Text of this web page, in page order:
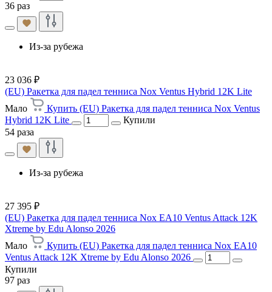
36 раз
Из-за рубежа
23 036 ₽
(EU) Ракетка для падел тенниса Nox Ventus Hybrid 12K Lite
Мало
Купить (EU) Ракетка для падел тенниса Nox Ventus
Hybrid 12K Lite
Купили
54 раза
Из-за рубежа
27 395 ₽
(EU) Ракетка для падел тенниса Nox EA10 Ventus Attack 12K
Xtreme by Edu Alonso 2026
Мало
Купить (EU) Ракетка для падел тенниса Nox EA10
Ventus Attack 12K Xtreme by Edu Alonso 2026
Купили
97 раз